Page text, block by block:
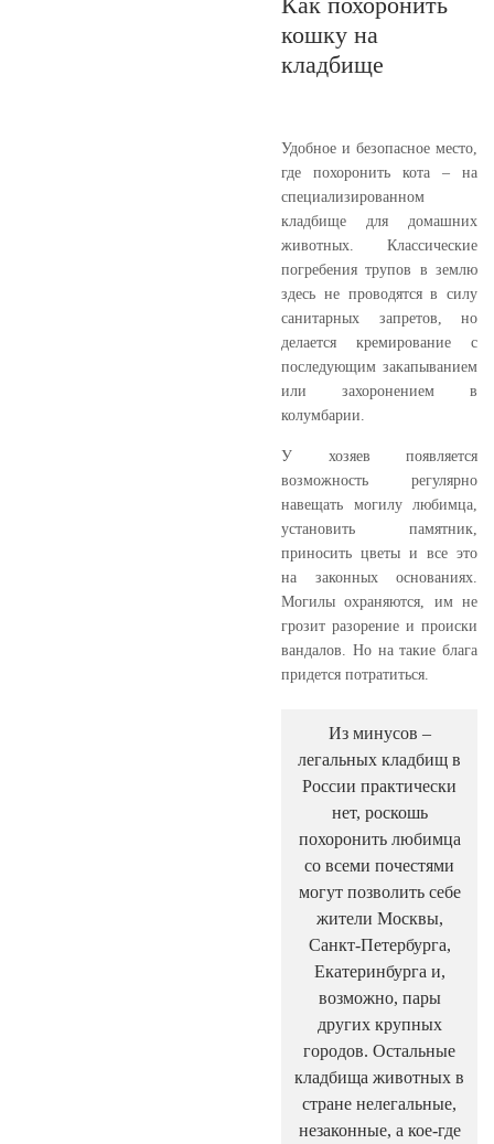
кошку на
кладбище
Удобное и безопасное место,
где похоронить кота – на
специализированном
кладбище для домашних
животных. Классические
погребения трупов в землю
здесь не проводятся в силу
санитарных запретов, но
делается кремирование с
последующим закапыванием
или захоронением в
колумбарии.
У хозяев появляется
возможность регулярно
навещать могилу любимца,
установить памятник,
приносить цветы и все это
на законных основаниях.
Могилы охраняются, им не
грозит разорение и происки
вандалов. Но на такие блага
придется потратиться.
Из минусов –
легальных кладбищ в
России практически
нет, роскошь
похоронить любимца
со всеми почестями
могут позволить себе
жители Москвы,
Санкт-Петербурга,
Екатеринбурга и,
возможно, пары
других крупных
городов. Остальные
кладбища животных в
стране нелегальные,
незаконные, а кое-где